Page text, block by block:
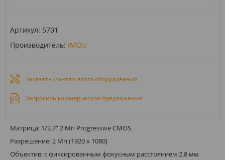
Артикул: 5701
Производитель: IMOU
Заказать монтаж этого оборудования
Запросить коммерческое предложение
Матрица: 1/2.7” 2 Мп Progressive CMOS
Разрешение: 2 Мп (1920 x 1080)
Объектив: с фиксированным фокусным расстоянием 2.8 мм